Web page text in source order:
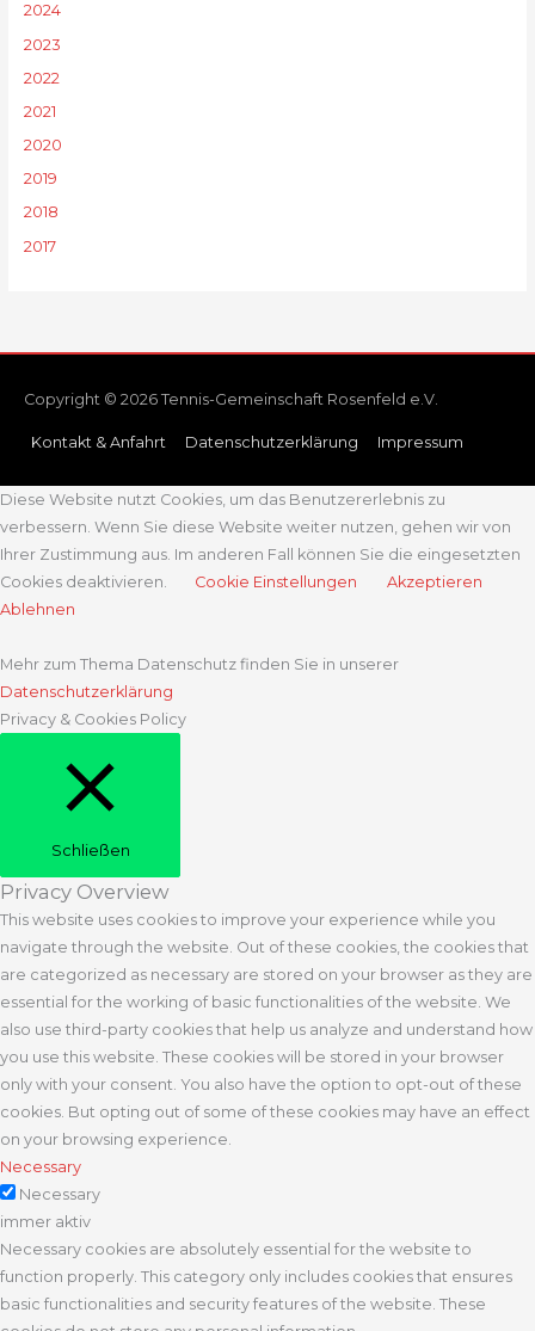
2024
2023
2022
2021
2020
2019
2018
2017
Copyright © 2026 Tennis-Gemeinschaft Rosenfeld e.V.
Kontakt & Anfahrt Datenschutzerklärung Impressum
Diese Website nutzt Cookies, um das Benutzererlebnis zu
verbessern. Wenn Sie diese Website weiter nutzen, gehen wir von
Ihrer Zustimmung aus. Im anderen Fall können Sie die eingesetzten
Cookies deaktivieren.
Cookie Einstellungen
Akzeptieren
Ablehnen
Mehr zum Thema Datenschutz finden Sie in unserer
Datenschutzerklärung
Privacy & Cookies Policy
Schließen
Privacy Overview
This website uses cookies to improve your experience while you
navigate through the website. Out of these cookies, the cookies that
are categorized as necessary are stored on your browser as they are
essential for the working of basic functionalities of the website. We
also use third-party cookies that help us analyze and understand how
you use this website. These cookies will be stored in your browser
only with your consent. You also have the option to opt-out of these
cookies. But opting out of some of these cookies may have an effect
on your browsing experience.
Necessary
Necessary
immer aktiv
Necessary cookies are absolutely essential for the website to
function properly. This category only includes cookies that ensures
basic functionalities and security features of the website. These